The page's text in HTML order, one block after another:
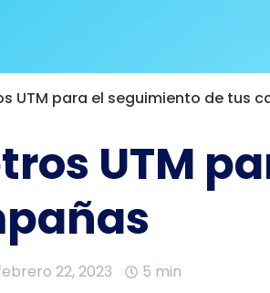
UTM para el seguimiento de tus
UTM
22, 2023 5 min